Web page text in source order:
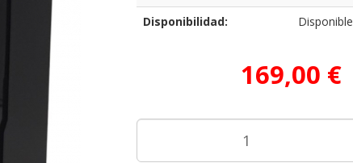
Disponibilidad:
Disponible
169,00 €